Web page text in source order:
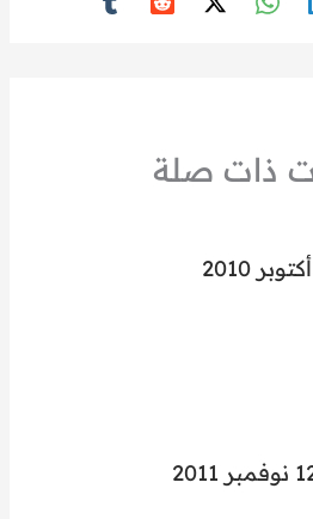
ذات صلة